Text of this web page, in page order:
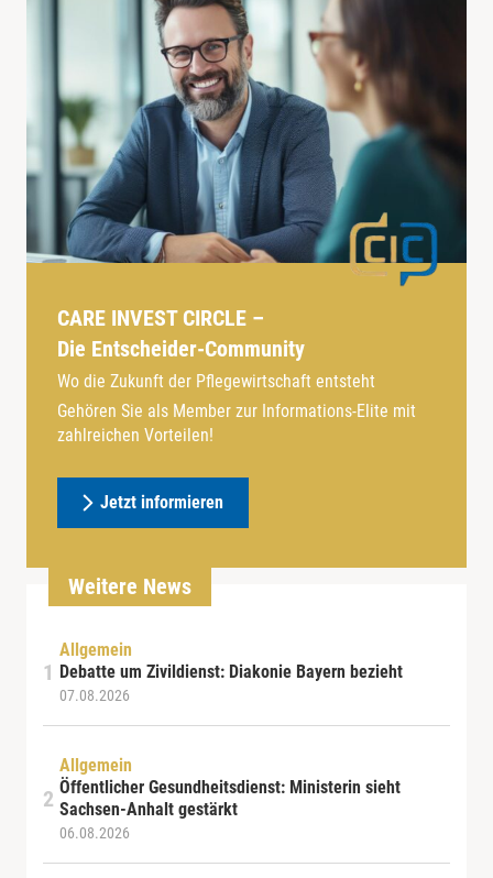
CARE INVEST CIRCLE –
Die Entscheider-Community
Wo die Zukunft der Pflegewirtschaft entsteht
Gehören Sie als Member zur Informations-Elite mit
zahlreichen Vorteilen!
Jetzt informieren
Weitere News
Allgemein
Debatte um Zivildienst: Diakonie Bayern bezieht
07.08.2026
Allgemein
Öffentlicher Gesundheitsdienst: Ministerin sieht
Sachsen-Anhalt gestärkt
06.08.2026